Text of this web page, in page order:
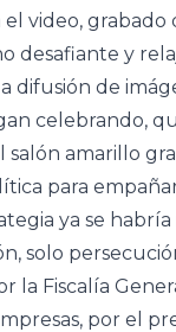
video, grabado
desafiante y
difusión de
celebrando,
amarillo
para
ya se
solo
la Fiscalía
por el